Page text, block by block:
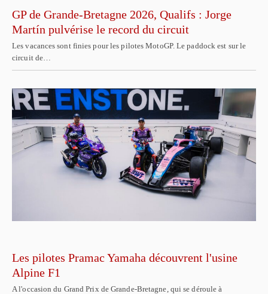
GP de Grande-Bretagne 2026, Qualifs : Jorge
Martín pulvérise le record du circuit
Les vacances sont finies pour les pilotes MotoGP. Le paddock est sur le
circuit de…
Les pilotes Pramac Yamaha découvrent l'usine
Alpine F1
A l'occasion du Grand Prix de Grande-Bretagne, qui se déroule à